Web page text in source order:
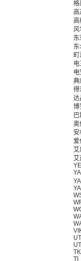
格
高
高
风
东
东
町
电
电
典
得
达
博
奥
安
爱
艾
艾
TI